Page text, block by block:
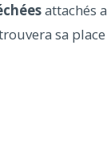
attachés
sa